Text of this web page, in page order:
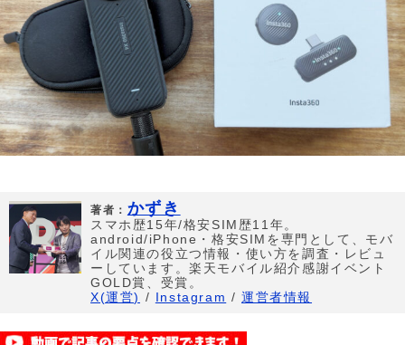
著者： かずき
スマホ歴15年/格安SIM歴11年。
android/iPhone・格安SIMを専門として、モバ
イル関連の役立つ情報・使い方を調査・レビュ
ーしています。楽天モバイル紹介感謝イベント
GOLD賞、受賞。
X(運営) / Instagram /運営者情報